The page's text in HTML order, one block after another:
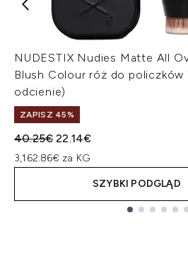
NUDESTIX Nudies Matte All
Blush Colour róż do policzków
odcienie)
ZAPISZ 45%
Sugerowana cena detaliczna:
40.25€Aktualna cena:
22.14€
3,162.86€ za KG
SZYBKI PODGLĄD